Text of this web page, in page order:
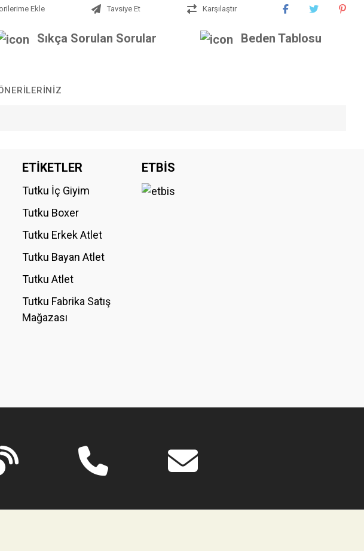
Tavsiye Et
Karşılaştır
Sıkça Sorulan Sorular Beden Tablosu
ETİKETLER
Tutku İç Giyim
Tutku Boxer
Tutku Erkek Atlet
Tutku Bayan Atlet
Tutku Atlet
Tutku Fabrika Satış
Mağazası
ETBİS